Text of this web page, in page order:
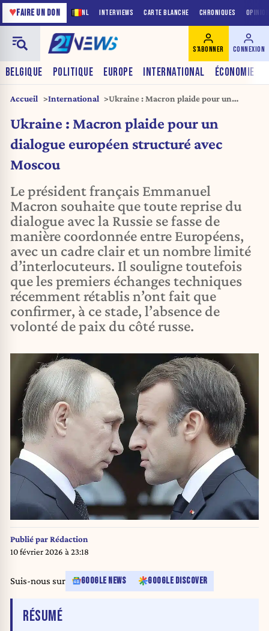
NL INTERVIEWS CARTE BLANCHE CHRONIQUES
♥FAIRE UN DON
BELGIQUE POLITIQUE EUROPE INTERNATIONAL ÉCONOMIE
S'ABONNER CONNEXION
Accueil International
Ukraine : Macron plaide pour un
Moscou
Ukraine : Macron plaide pour un
dialogue européen structuré avec
Moscou
Le président français Emmanuel
Macron souhaite que toute reprise du
dialogue avec la Russie se fasse de
manière coordonnée entre Européens,
avec un cadre clair et un nombre limité
d’interlocuteurs. Il souligne toutefois
que les premiers échanges techniques
récemment rétablis n’ont fait que
confirmer, à ce stade, l’absence de
volonté de paix du côté russe.
Publié parRédaction
10 février 2026 à 23:18
Suis-nous sur GOOGLE NEWS GOOGLE DISCOVER
RÉSUMÉDE L'ARTICLE